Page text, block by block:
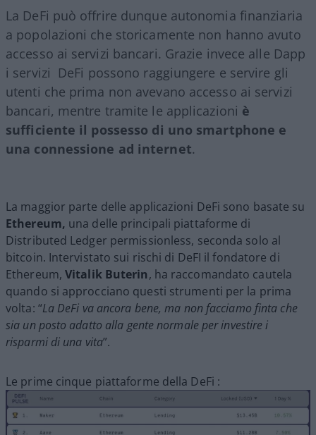
La DeFi può offrire dunque autonomia finanziaria
a popolazioni che storicamente non hanno avuto
accesso ai servizi bancari. Grazie invece alle Dapp
i servizi DeFi possono raggiungere e servire gli
utenti che prima non avevano accesso ai servizi
bancari, mentre tramite le applicazioni è
sufficiente il possesso di uno smartphone e
una connessione ad internet.
La maggior parte delle applicazioni DeFi sono basate su
Ethereum, una delle principali piattaforme di
Distributed Ledger permissionless, seconda solo al
bitcoin. Intervistato sui rischi di DeFI il fondatore di
Ethereum, Vitalik Buterin, ha raccomandato cautela
quando si approcciano questi strumenti per la prima
volta: “La DeFi va ancora bene, ma non facciamo finta che
sia un posto adatto alla gente normale per investire i
risparmi di una vita”.
Le prime cinque piattaforme della DeFi :